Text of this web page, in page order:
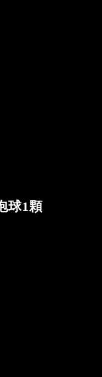
球1顆